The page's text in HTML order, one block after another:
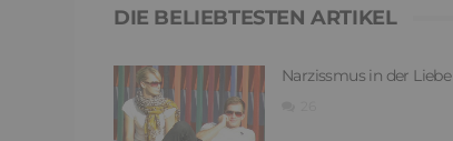
DIE BELIEBTESTEN ARTIKEL
Narzissmus in der Liebe